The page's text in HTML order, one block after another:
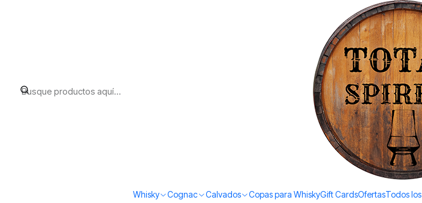
Whisky Cognac Calvados Copas para WhiskyGift CardsOfertasTodos
Todos los productos estan en
Glenallachie Sinteis Series Part II 2015 (58,2% vol.700ml)
|